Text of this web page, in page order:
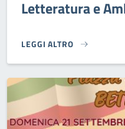
Letteratura e
LEGGI ALTRO
LETTERATURA E